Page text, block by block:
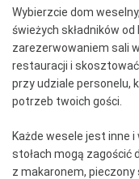
Wybierzcie dom
świeżych składników
zarezerwowaniem sali
restauracji i
przy udziale personelu,
potrzeb twoich gości.
Każde wesele jest inne i
stołach mogą zagościć
z makaronem, pieczony